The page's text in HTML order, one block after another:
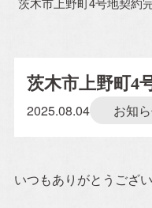
茨木市上野町4
2025.08.04 お知
いつもありがとうござ